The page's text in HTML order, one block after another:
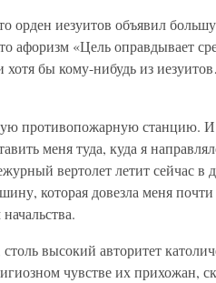
орден иезуитов объявил
афоризм «Цель оправдывает
хотя бы кому-нибудь из
противопожарную станцию. И
меня туда, куда я
вертолет летит сейчас в
которая довезла меня
высокий авторитет
чувстве их прихожан,